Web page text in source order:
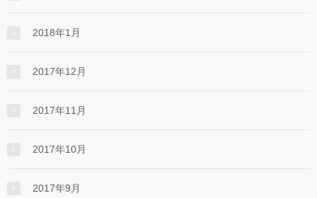
2018年1月
2017年12月
2017年11月
2017年10月
2017年9月